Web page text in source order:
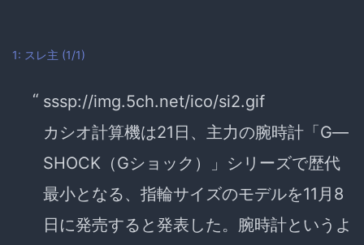
1: スレ主 (1/1)
sssp://img.5ch.net/ico/si2.gif
カシオ計算機は21日、主力の腕時計「G―
SHOCK（Gショック）」シリーズで歴代
最小となる、指輪サイズのモデルを11月8
日に発売すると発表した。腕時計というよ